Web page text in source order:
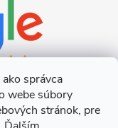
správca
webe súbory
stránok, pre